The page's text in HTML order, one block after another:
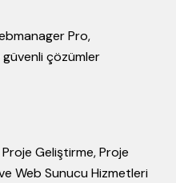
Pro,
güvenli çözümler
Proje Geliştirme, Proje
Web Sunucu Hizmetleri